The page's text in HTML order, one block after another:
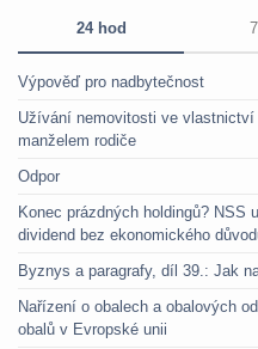
24 hod
Výpověď pro nadbytečnost
Užívání nemovitosti ve
manželem rodiče
Odpor
Konec prázdných holdingů? NSS
dividend bez ekonomického
Byznys a paragrafy, díl 39.: Jak
Nařízení o obalech a obalových
obalů v Evropské unii